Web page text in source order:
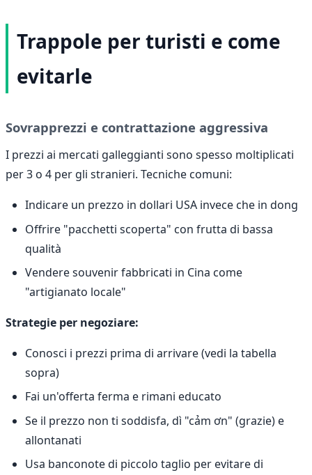
Trappole per turisti e come
evitarle
Sovrapprezzi e contrattazione aggressiva
I prezzi ai mercati galleggianti sono spesso moltiplicati
per 3 o 4 per gli stranieri. Tecniche comuni:
Indicare un prezzo in dollari USA invece che in dong
Offrire "pacchetti scoperta" con frutta di bassa
qualità
Vendere souvenir fabbricati in Cina come
"artigianato locale"
Strategie per negoziare:
Conosci i prezzi prima di arrivare (vedi la tabella
sopra)
Fai un'offerta ferma e rimani educato
Se il prezzo non ti soddisfa, dì "cảm ơn" (grazie) e
allontanati
Usa banconote di piccolo taglio per evitare di